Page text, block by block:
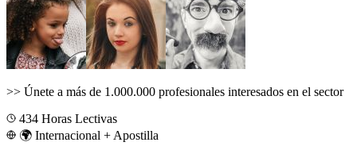
>> Únete a más de 1.000.000 profesionales interesados en el sector
434 Horas Lectivas
🌍 Internacional + Apostilla